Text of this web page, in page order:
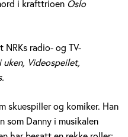
i krafttrioen Oslo
radio- og TV-
Videospeilet,
skuespiller og komiker. Han
som Danny i musikalen